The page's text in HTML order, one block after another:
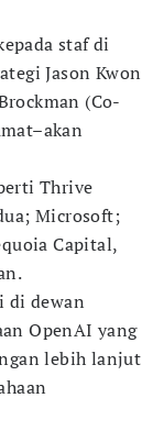
staf di
Jason Kwon
(Co-
Thrive
Microsoft;
Capital,
di dewan
OpenAI yang
lebih lanjut